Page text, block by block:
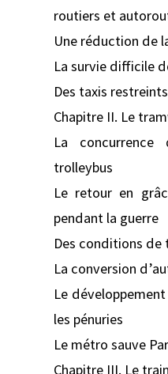
routiers et
Une réduction de
La survie difficile
Des taxis
Chapitre II. Le
La
trolleybus
Le retour en
pendant la guerre
Des conditions
La conversion
Le
les pénuries
Le métro sauve
Chapitre III. Le